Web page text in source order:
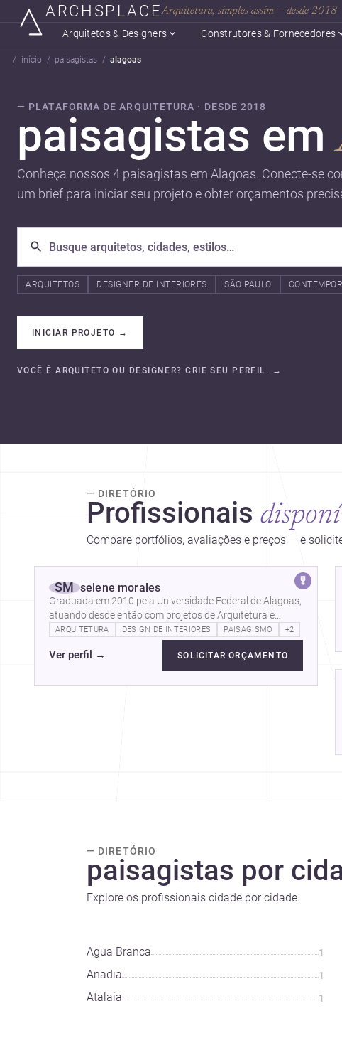
ARCHSPLACEArquitetura, simples assim — desde 2018
Arquitetos & Designers Construtores & Fornecedores
início paisagistas alagoas
— PLATAFORMA DE ARQUITETURA · DESDE 2018
paisagistas em
Conheça nossos 4 paisagistas em Alagoas. Conecte-se
um brief para iniciar seu projeto e obter orçamentos
ARQUITETOS DESIGNER DE INTERIORES SÃO PAULO
INICIAR PROJETO →
VOCÊ É ARQUITETO OU DESIGNER? CRIE SEU PERFIL. →
— DIRETÓRIO
Profissionais
Compare portfólios, avaliações e preços — e
SM selene morales
Graduada em 2010 pela Universidade Federal de Alagoas,
atuando desde então com projetos de Arquitetura e
Paisagismo com enfoque em soluções…
ARQUITETURA DESIGN DE INTERIORES PAISAGISMO +2
Ver perfil → SOLICITAR ORÇAMENTO
— DIRETÓRIO
paisagistas por
Explore os profissionais cidade por cidade.
Água Branca 1
Anadia 1
Atalaia 1